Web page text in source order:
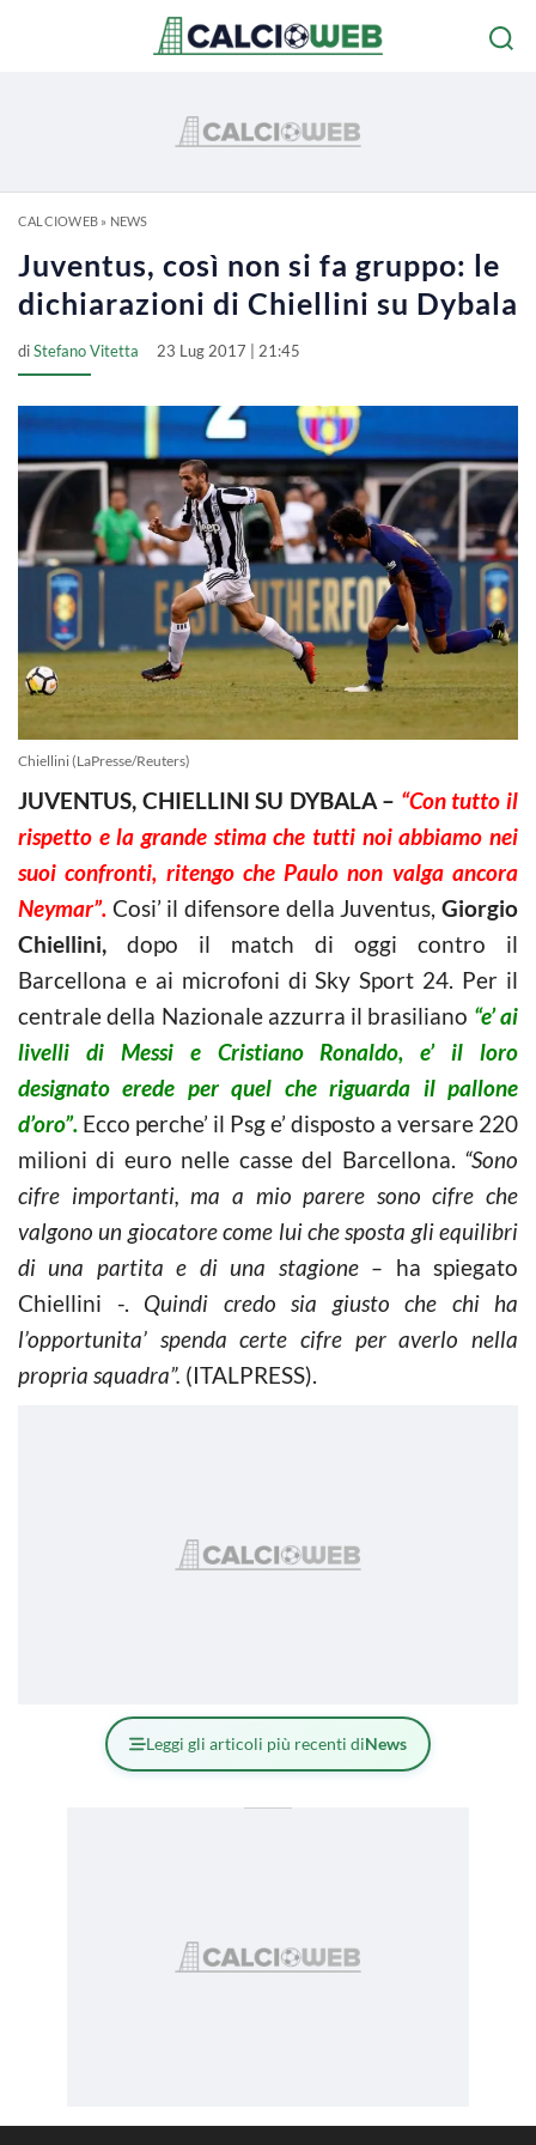
CALCIOWEB» NEWS
Juventus, così non si fa gruppo: le
dichiarazioni di Chiellini su Dybala
diStefano Vitetta 23 Lug 2017 | 21:45
Chiellini (LaPresse/Reuters)
JUVENTUS, CHIELLINI SU DYBALA – “Con tutto il
rispetto e la grande stima che tutti noi abbiamo nei
suoi confronti, ritengo che Paulo non valga ancora
Neymar”. Cosi’ il difensore della Juventus, Giorgio
Chiellini, dopo il match di oggi contro il
Barcellona e ai microfoni di Sky Sport 24. Per il
centrale della Nazionale azzurra il brasiliano “e’ ai
livelli di Messi e Cristiano Ronaldo, e’ il loro
designato erede per quel che riguarda il pallone
d’oro”. Ecco perche’ il Psg e’ disposto a versare 220
milioni di euro nelle casse del Barcellona. “Sono
cifre importanti, ma a mio parere sono cifre che
valgono un giocatore come lui che sposta gli equilibri
di una partita e di una stagione – ha spiegato
Chiellini -. Quindi credo sia giusto che chi ha
l’opportunita’ spenda certe cifre per averlo nella
propria squadra”. (ITALPRESS).
Leggi gli articoli più recenti diNews